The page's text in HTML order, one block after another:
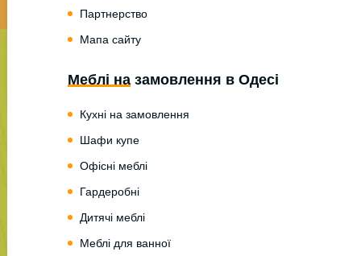
Партнерство
Мапа сайту
Меблі на замовлення в Одесі
Кухні на замовлення
Шафи купе
Офісні меблі
Гардеробні
Дитячі меблі
Меблі для ванної